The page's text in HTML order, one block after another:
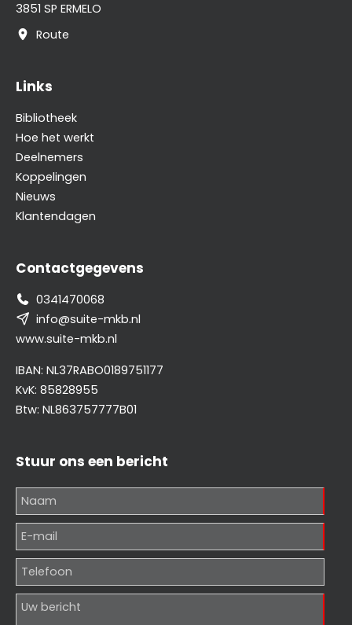
3851 SP ERMELO
Route
Links
Bibliotheek
Hoe het werkt
Deelnemers
Koppelingen
Nieuws
Klantendagen
Contactgegevens
0341470068
info@suite-mkb.nl
www.suite-mkb.nl
IBAN: NL37RABO0189751177
KvK: 85828955
Btw: NL863757777B01
Stuur ons een bericht